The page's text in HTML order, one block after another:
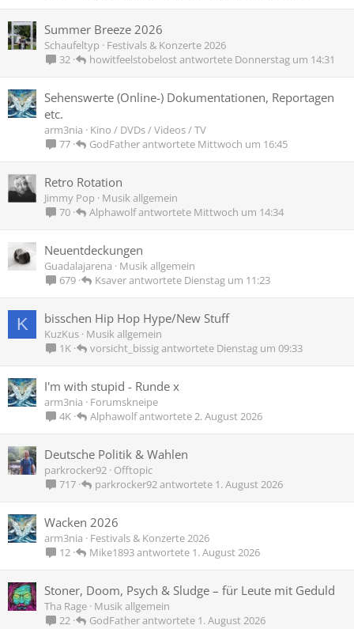
Summer Breeze 2026
Schaufeltyp
Festivals & Konzerte 2026
32
Donnerstag um 14:31
howitfeelstobelost
Sehenswerte (Online-) Dokumentationen, Reportagen
etc.
arm3nia
Kino / DVDs / Videos / TV
77
Mittwoch um 16:45
GodFather
Retro Rotation
Jimmy Pop
Musik allgemein
70
Mittwoch um 14:34
Alphawolf
Neuentdeckungen
Guadalajarena
Musik allgemein
679
Dienstag um 11:23
Ksaver
K bisschen Hip Hop Hype/New Stuff
KuzKus Musik allgemein
1K
Dienstag um 09:33
vorsicht_bissig
I'm with stupid - Runde x
arm3nia
Forumskneipe
4K
2. August 2026
Alphawolf
Deutsche Politik & Wahlen
parkrocker92 Offtopic
717
1. August 2026
parkrocker92
Wacken 2026
arm3nia
Festivals & Konzerte 2026
12
1. August 2026
Mike1893
Stoner, Doom, Psych & Sludge – für Leute mit Geduld
Tha Rage Musik allgemein
22
1. August 2026
GodFather